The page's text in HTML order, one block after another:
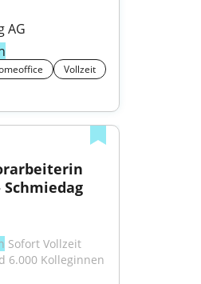
AG
Vollzeit
Sofort Vollzeit
6.000 Kolleginnen